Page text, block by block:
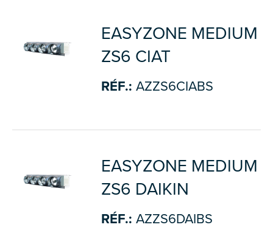
EASYZONE MEDIUM
ZS6 CIAT
RÉF.: AZZS6CIABS
EASYZONE MEDIUM
ZS6 DAIKIN
RÉF.: AZZS6DAIBS